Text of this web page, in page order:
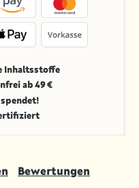
Inhaltsstoffe
ab 49 €
spendet!
Bewertungen